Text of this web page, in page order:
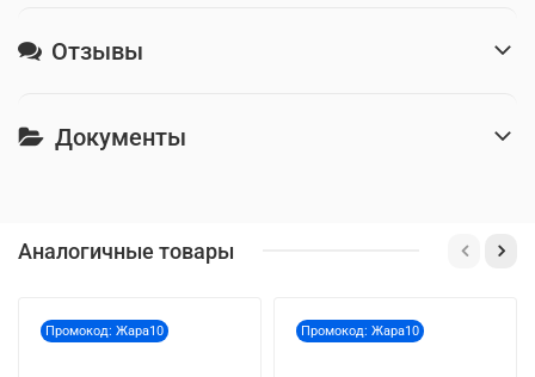
Отзывы
Документы
Аналогичные товары
Промокод: Жара10 Промокод: Жара10